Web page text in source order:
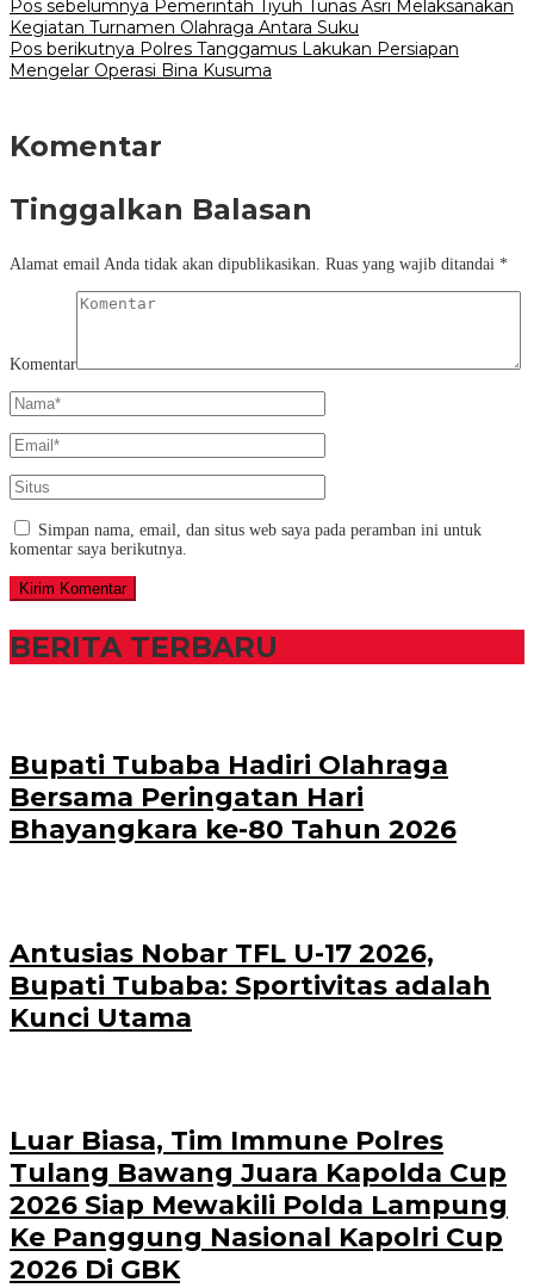
Pos sebelumnya Pemerintah Tiyuh Tunas Asri Melaksanakan
Kegiatan Turnamen Olahraga Antara Suku
Pos berikutnya Polres Tanggamus Lakukan Persiapan
Mengelar Operasi Bina Kusuma
Komentar
Tinggalkan Balasan
Alamat email Anda tidak akan dipublikasikan. Ruas yang wajib ditandai *
Komentar
Simpan nama, email, dan situs web saya pada peramban ini untuk
komentar saya berikutnya.
BERITA TERBARU
Bupati Tubaba Hadiri Olahraga
Bersama Peringatan Hari
Bhayangkara ke-80 Tahun 2026
Antusias Nobar TFL U-17 2026,
Bupati Tubaba: Sportivitas adalah
Kunci Utama
Luar Biasa, Tim Immune Polres
Tulang Bawang Juara Kapolda Cup
2026 Siap Mewakili Polda Lampung
Ke Panggung Nasional Kapolri Cup
2026 Di GBK